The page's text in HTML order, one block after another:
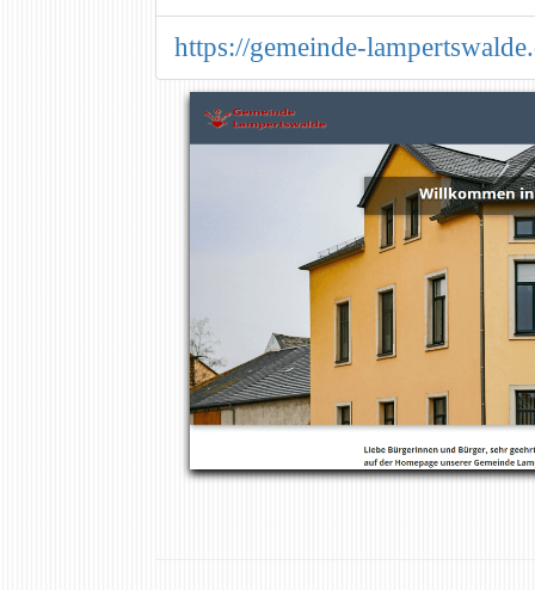
https://gemeinde-